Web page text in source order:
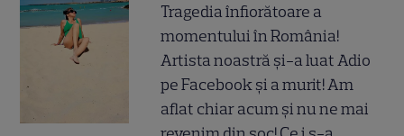
Tragedia înfiorătoare a
momentului în România!
Artista noastră și-a luat Adio
pe Facebook și a murit! Am
aflat chiar acum și nu ne mai